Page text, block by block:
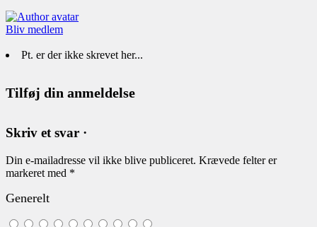
Bliv medlem
Pt. er der ikke skrevet her...
Tilføj din anmeldelse
Skriv et svar ·
Din e-mailadresse vil ikke blive publiceret. Krævede felter er
markeret med *
Generelt